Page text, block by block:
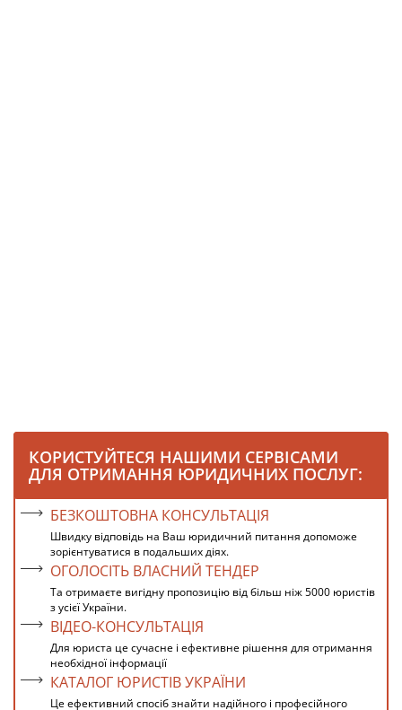
КОРИСТУЙТЕСЯ НАШИМИ СЕРВІСАМИ
ДЛЯ ОТРИМАННЯ ЮРИДИЧНИХ ПОСЛУГ:
БЕЗКОШТОВНА КОНСУЛЬТАЦІЯ
Швидку відповідь на Ваш юридичний питання допоможе
зорієнтуватися в подальших діях.
ОГОЛОСІТЬ ВЛАСНИЙ ТЕНДЕР
Та отримаєте вигідну пропозицію від більш ніж 5000 юристів
з усієї України.
ВІДЕО-КОНСУЛЬТАЦІЯ
Для юриста це сучасне і ефективне рішення для отримання
необхідної інформації
КАТАЛОГ ЮРИСТІВ УКРАЇНИ
Це ефективний спосіб знайти надійного і професійного